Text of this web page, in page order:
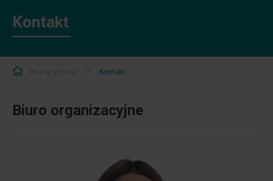
Kontakt
Kontakt
Biuro organizacyjne